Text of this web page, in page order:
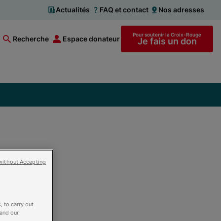
Actualités FAQ et contact Nos adresses
Recherche Espace donateur Pour soutenir la Croix-Rouge
Je fais un don
to carry out
our
Accepting